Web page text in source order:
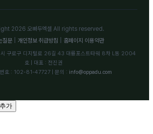
2026 오빠두엑셀 All rights reserved.
질문
개인정보 취급방침 홈페이지 이용약관
시 구로구 디지털로 26길 43 대륭포스트타워 8차 L동 2004
호 | 대표 : 전진권
호 : 102-81-47727 | 문의 : info@oppadu.com
가